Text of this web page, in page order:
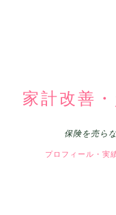
家計改善
保険を売ら
プロフィール・実